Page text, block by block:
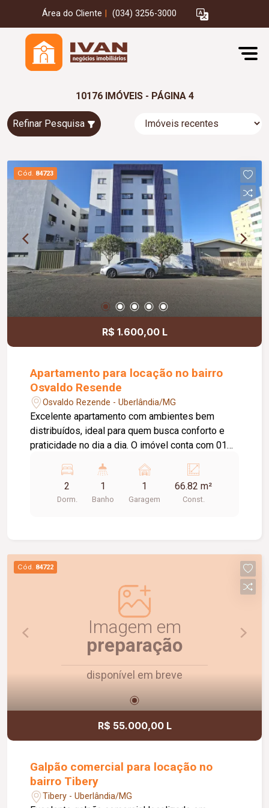
Área do Cliente (034) 3256-3000
10176 IMÓVEIS - PÁGINA 4
Refinar Pesquisa
Cód. 84723
R$ 1.600,00 L
Apartamento para locação no bairro
Osvaldo Resende
Osvaldo Rezende - Uberlândia/MG
Excelente apartamento com ambientes bem
distribuídos, ideal para quem busca conforto e
praticidade no dia a dia. O imóvel conta com 01
oferecendo mais segurança e comodidade.
Possui 01 sala ampla em 02 ambientes, 01
banheiro social completo, 02 quartos com
proporcionando praticidade na manutenção e
maior durabilidade. Uma ótima oportunidade para
quem deseja morar em um imóvel funcional,
organizado e pronto para receber sua família.
2
Dorm.
1
Banho
1
Garagem
66.82 m²
Const.
Cód. 84722
Imagem em
preparação
disponível em breve
R$ 55.000,00 L
Galpão comercial para locação no
bairro Tibery
Tibery - Uberlândia/MG